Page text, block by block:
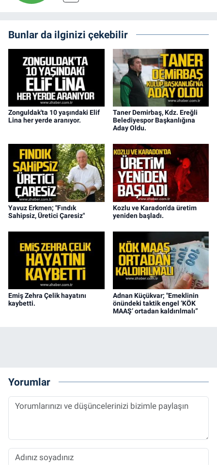
Bunlar da ilginizi çekebilir
Zonguldak'ta 10 yaşındaki Elif
Lina her yerde aranıyor.
Taner Demirbaş, Kdz. Ereğli
Belediyespor Başkanlığına
Aday Oldu.
Yavuz Erkmen; "Fındık
Sahipsiz, Üretici Çaresiz"
Kozlu ve Karadon'da üretim
yeniden başladı.
Emiş Zehra Çelik hayatını
kaybetti.
Adnan Küçükvar; "Emeklinin
önündeki taktik engel ‘KÖK
MAAŞ’ ortadan kaldırılmalı”
Yorumlar